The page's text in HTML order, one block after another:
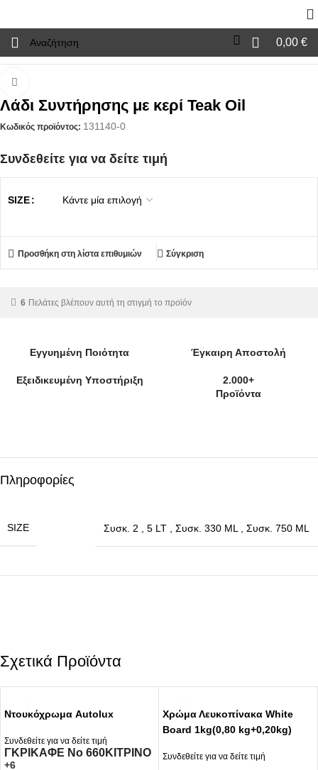
0,00 €
Χρώματα Βερνικια Λάδι Συντήρησης με κερί Teak Oil
Λάδι Συντήρησης με κερί Teak Oil
Κωδικός προϊόντος: 131140-0
Συνδεθείτε για να δείτε τιμή
SIZE
Προσθήκη στη λίστα επιθυμιών Σύγκριση
6 Πελάτες βλέπουν αυτή τη στιγμή το προϊόν
Εγγυημένη Ποιότητα Έγκαιρη Αποστολή
Εξειδικευμένη Υποστήριξη
2.000+
Προϊόντα
Πληροφορίες
SIZE Συσκ. 2 5 LT Συσκ. 330 ML Συσκ. 750 ML
Σχετικά Προϊόντα
Ντουκόχρωμα Autolux
Συνδεθείτε για να δείτε τιμή
ΓΚΡΙ ΚΑΦΕ No 660ΚΙΤΡΙΝΟ
+6
Χρώμα Λευκοπίνακα White
Board 1kg(0,80 kg+0,20kg)
Συνδεθείτε για να δείτε τιμή